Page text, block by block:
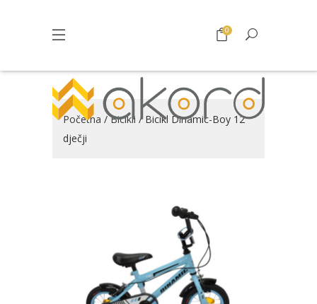
0
Početna /Bicikli / Bicikl Dinamic-Boy 12
dječji